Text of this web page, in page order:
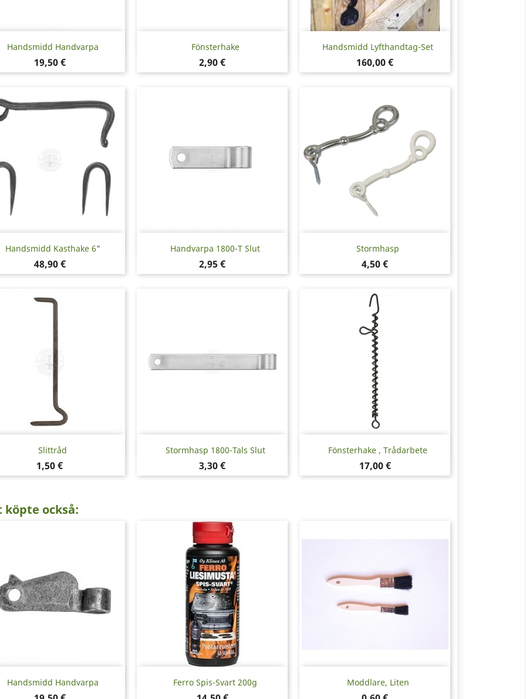
Handsmidd Handvarpa
Pris
19,50 €
Snabbvy Fönsterhake
Pris
2,90 €
Snabbvy Handsmidd Lyfthandtag-Set
Pris
160,00 €
Snabbvy
Handsmidd Kasthake 6"
Pris
48,90 €
Snabbvy Handvarpa 1800-T Slut
Pris
2,95 €
Snabbvy Stormhasp
Pris
4,50 €
Snabbvy
Slittråd
Pris
1,50 €
Snabbvy Stormhasp 1800-Tals Slut
Pris
3,30 €
Snabbvy Fönsterhake , Trådarbete
Pris
17,00 €
Snabbvy
också:
Handsmidd Handvarpa
Snabbvy Ferro Spis-Svart 200g
Snabbvy Moddlare, Liten
Snabbvy